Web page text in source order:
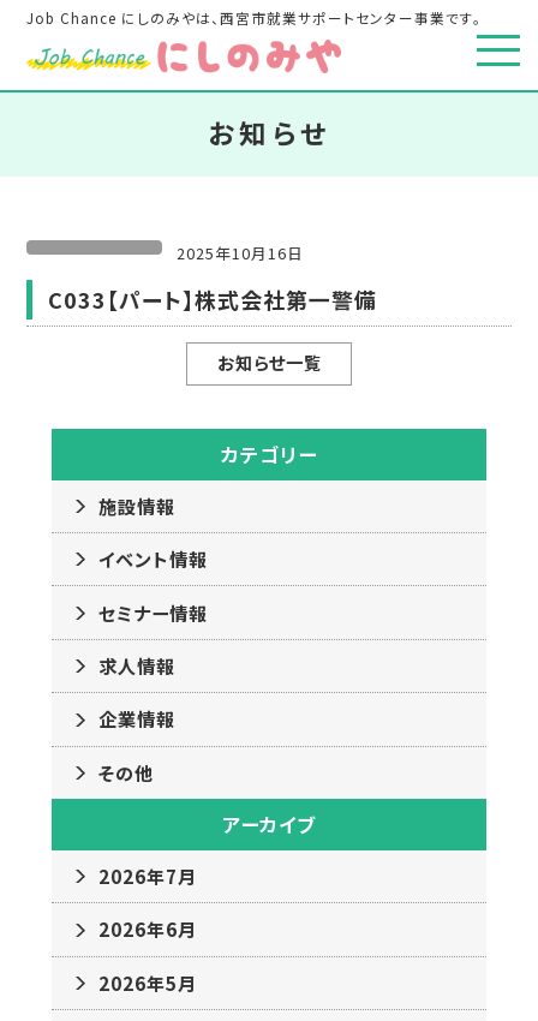
Job Chance にしのみやは、西宮市就業サポートセンター事業です。
お知らせ
2025年10月16日
C033【パート】株式会社第一警備
お知らせ一覧
カテゴリー
施設情報
イベント情報
セミナー情報
求人情報
企業情報
その他
アーカイブ
2026年7月
2026年6月
2026年5月